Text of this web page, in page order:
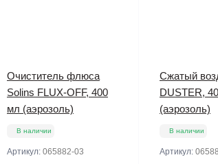
Очиститель флюса
Solins FLUX-OFF, 400
мл (аэрозоль)
В наличии
Артикул: 065882-03
Сжатый
DUSTER,
(аэрозоль)
В наличии
Артикул: